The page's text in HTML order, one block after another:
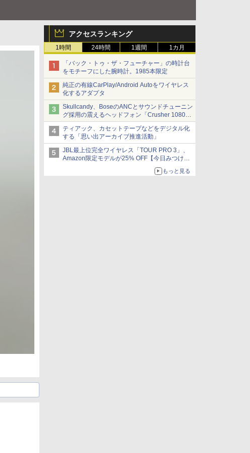
アクセスランキング
1時間 24時間 1週間 1カ月
「バック・トゥ・ザ・フューチャー」の時計台
をモチーフにした腕時計。1985本限定
純正の有線CarPlay/Android Autoをワイヤレス
化するアダプタ
Skullcandy、BoseのANCとサウンドチューニン
グ採用の震えるヘッドフォン「Crusher 1080
ANC」
ティアック、カセットテープなどをデジタル化
する「思い出アーカイブ推進活動」
JBL最上位完全ワイヤレス「TOUR PRO 3」、
Amazon限定モデルが25% OFF【今日みつけた
もっと見る